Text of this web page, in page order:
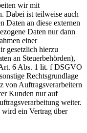
wir mit
Dabei ist teilweise auch
Daten an diese externen
Daten nur dann
einer
gesetzlich hierzu
an Steuerbehörden),
6 Abs. 1 lit. f DSGVO
Rechtsgrundlage
von Auftragsverarbeitern
Kunden nur auf
weiter.
wird ein Vertrag über